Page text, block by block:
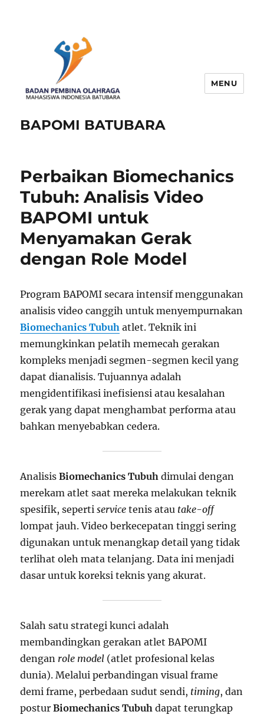
BAPOMI BATUBARA
MENU
Perbaikan Biomechanics
Tubuh: Analisis Video
BAPOMI untuk
Menyamakan Gerak
dengan Role Model
Program BAPOMI secara intensif menggunakan
analisis video canggih untuk menyempurnakan
Biomechanics Tubuh atlet. Teknik ini
memungkinkan pelatih memecah gerakan
kompleks menjadi segmen-segmen kecil yang
dapat dianalisis. Tujuannya adalah
mengidentifikasi inefisiensi atau kesalahan
gerak yang dapat menghambat performa atau
bahkan menyebabkan cedera.
AnalisisBiomechanics Tubuh dimulai dengan
merekam atlet saat mereka melakukan teknik
spesifik, sepertiservice tenis atau take-off
lompat jauh. Video berkecepatan tinggi sering
digunakan untuk menangkap detail yang tidak
terlihat oleh mata telanjang. Data ini menjadi
dasar untuk koreksi teknis yang akurat.
Salah satu strategi kunci adalah
membandingkan gerakan atlet BAPOMI
dengan role model (atlet profesional kelas
dunia). Melalui perbandingan visual frame
demi frame, perbedaan sudut sendi, timing, dan
posturBiomechanics Tubuh dapat terungkap